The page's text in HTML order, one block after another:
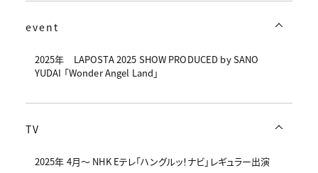
event
2025年 LAPOSTA 2025 SHOW PRODUCED by SANO
YUDAI 「Wonder Angel Land」
TV
2025年 4月〜 NHK Eテレ「ハングルッ！ナビ」レギュラー出演